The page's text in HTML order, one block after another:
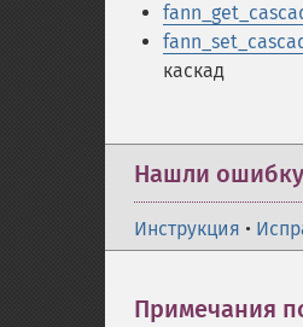
каскад
Нашли
Инструкция •
Примечания